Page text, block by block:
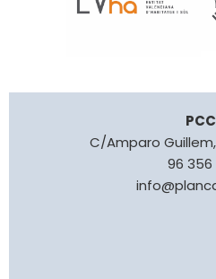
C/Amparo
96 356